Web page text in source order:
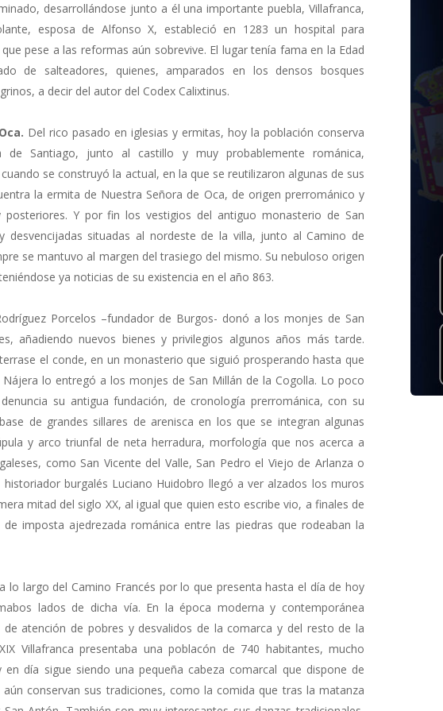
desarrollándose junto a él una importante puebla, Villafranca,
esposa de Alfonso X, estableció en 1283 un hospital para
pese a las reformas aún sobrevive. El lugar tenía fama en la Edad
de salteadores, quienes, amparados en los densos bosques
a decir del autor del Codex Calixtinus.
Del rico pasado en iglesias y ermitas, hoy la población conserva
de Santiago, junto al castillo y muy probablemente románica,
se construyó la actual, en la que se reutilizaron algunas de sus
la ermita de Nuestra Señora de Oca, de origen prerrománico y
Y por fin los vestigios del antiguo monasterio de San
desvencijadas situadas al nordeste de la villa, junto al Camino de
se mantuvo al margen del trasiego del mismo. Su nebuloso origen
ya noticias de su existencia en el año 863.
Porcelos –fundador de Burgos- donó a los monjes de San
añadiendo nuevos bienes y privilegios algunos años más tarde.
el conde, en un monasterio que siguió prosperando hasta que
lo entregó a los monjes de San Millán de la Cogolla. Lo poco
su antigua fundación, de cronología prerrománica, con su
de grandes sillares de arenisca en los que se integran algunas
y arco triunfal de neta herradura, morfología que nos acerca a
como San Vicente del Valle, San Pedro el Viejo de Arlanza o
historiador burgalés Luciano Huidobro llegó a ver alzados los muros
mitad del siglo XX, al igual que quien esto escribe vio, a finales de
imposta ajedrezada románica entre las piedras que rodeaban la
lo largo del Camino Francés por lo que presenta hasta el día de hoy
lados de dicha vía. En la época moderna y contemporánea
atención de pobres y desvalidos de la comarca y del resto de la
Villafranca presentaba una poblacón de 740 habitantes, mucho
día sigue siendo una pequeña cabeza comarcal que dispone de
conservan sus tradiciones, como la comida que tras la matanza